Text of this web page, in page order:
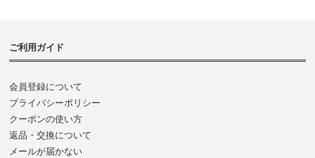
ご利用ガイド
会員登録について
プライバシーポリシー
クーポンの使い方
返品・交換について
メールが届かない